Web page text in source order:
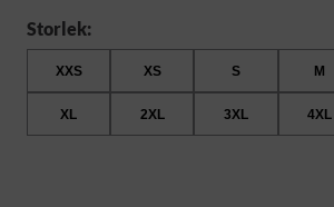
Storlek:
XXS XS S M
XL 2XL 3XL 4XL